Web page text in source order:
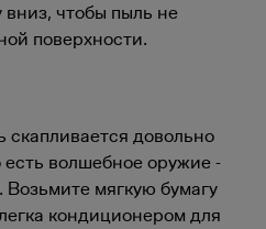
вниз, чтобы пыль не
поверхности.
довольно
есть волшебное оружие -
мягкую бумагу
кондиционером для